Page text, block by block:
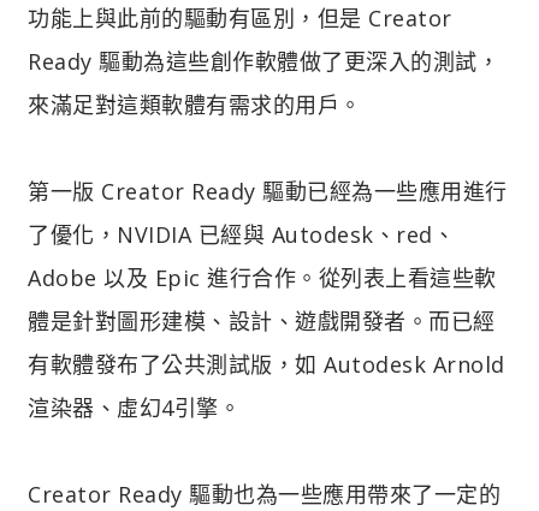
功能上與此前的驅動有區別，但是 Creator
Ready 驅動為這些創作軟體做了更深入的測試，
來滿足對這類軟體有需求的用戶。
第一版 Creator Ready 驅動已經為一些應用進行
了優化，NVIDIA 已經與 Autodesk、red、
Adobe 以及 Epic 進行合作。從列表上看這些軟
體是針對圖形建模、設計、遊戲開發者。而已經
有軟體發布了公共測試版，如 Autodesk Arnold
渲染器、虛幻4引擎。
Creator Ready 驅動也為一些應用帶來了一定的